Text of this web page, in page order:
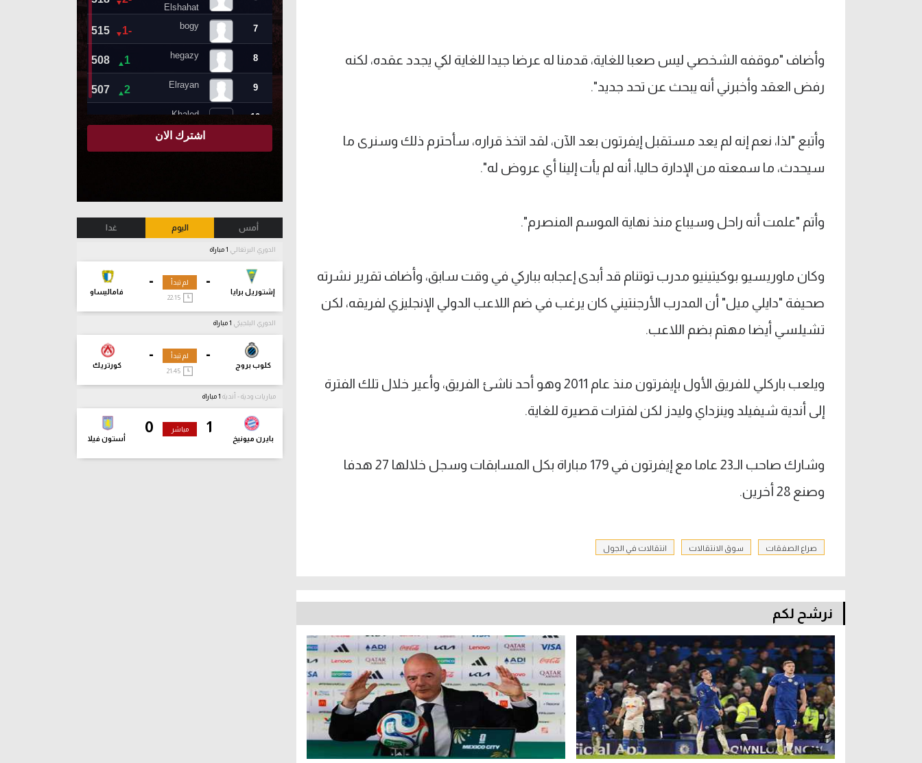
وأضاف "موقفه الشخصي ليس صعبا للغاية، قدمنا له عرضا جيدا للغاية لكي يجدد عقده، لكنه
رفض العقد وأخبرني أنه يبحث عن تحد جديد".
وأتبع "لذا، نعم إنه لم يعد مستقبل إيفرتون بعد الآن، لقد اتخذ قراره، سأحترم ذلك وسنرى ما
سيحدث، ما سمعته من الإدارة حاليا، أنه لم يأت إلينا أي عروض له".
وأتم "علمت أنه راحل وسيباع منذ نهاية الموسم المنصرم".
وكان ماوريسيو بوكيتينيو مدرب توتنام قد أبدى إعجابه بباركي في وقت سابق، وأضاف تقرير نشرته
صحيفة "دايلي ميل" أن المدرب الأرجنتيني كان يرغب في ضم اللاعب الدولي الإنجليزي لفريقه، لكن
تشيلسي أيضا مهتم بضم اللاعب.
ويلعب باركلي للفريق الأول بإيفرتون منذ عام 2011 وهو أحد ناشئ الفريق، وأعير خلال تلك الفترة
إلى أندية شيفيلد وينزداي وليدز لكن لفترات قصيرة للغاية.
وشارك صاحب الـ23 عاما مع إيفرتون في 179 مباراة بكل المسابقات وسجل خلالها 27 هدفا
وصنع 28 أخرين.
صراع الصفقات سوق الانتقالات انتقالات في الجول
نرشح لكم
أمس اليوم غدا
الدوري البرتغالي
-
إشتوريل برايا
-
فاماليساو
لم تبدأ
22:15
الدوري البلجيكي
-
كلوب بروج
-
كورتريك
لم تبدأ
مباريات ودية - أندية
1
بايرن ميونيخ
0
أستون فيلا
مباشر